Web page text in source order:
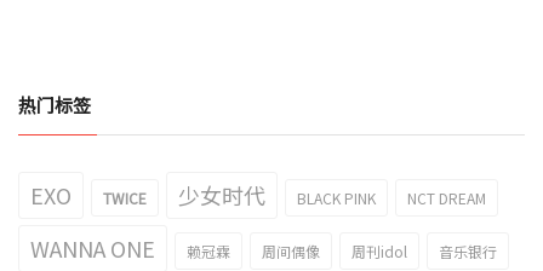
热门标签
EXO TWICE 少女时代 BLACK PINK NCT DREAM
WANNA ONE 赖冠霖 周间偶像 周刊idol 音乐银行